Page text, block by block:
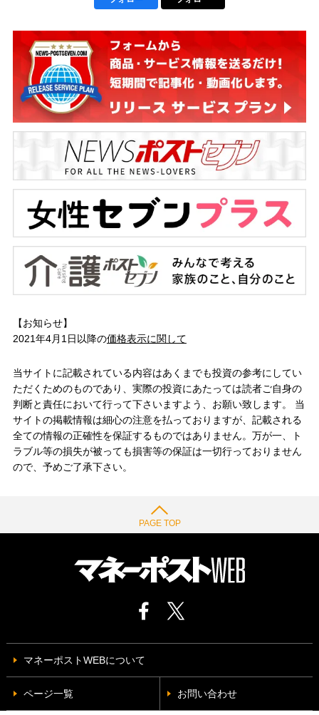
【お知らせ】
2021年4月1日以降の価格表示に関して
当サイトに記載されている内容はあくまでも投資の参考にしてい
ただくためのものであり、実際の投資にあたっては読者ご自身の
判断と責任において行って下さいますよう、お願い致します。 当
サイトの掲載情報は細心の注意を払っておりますが、記載される
全ての情報の正確性を保証するものではありません。万が一、ト
ラブル等の損失が被っても損害等の保証は一切行っておりません
ので、予めご了承下さい。
PAGE TOP
マネーポストWEBについて
ページ一覧 お問い合わせ